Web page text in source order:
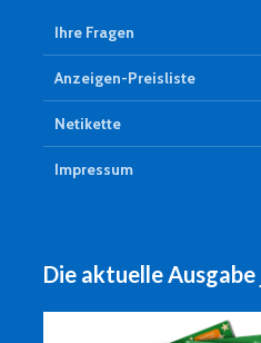
Ihre Fragen
Anzeigen-Preisliste
Netikette
Impressum
Die aktuelle